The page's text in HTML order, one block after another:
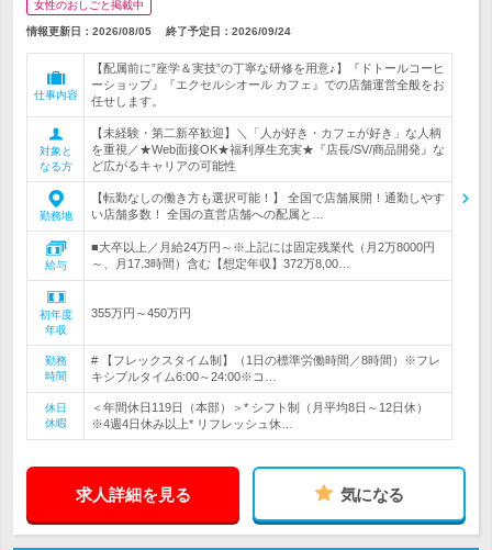
女性のおしごと掲載中
情報更新日：2026/08/05 終了予定日： 2026/09/24
仕事内容
【配属前に”座学＆実技”の丁寧な研修を用意♪】『ドトールコーヒ
ーショップ』『エクセルシオール カフェ』での店舗運営全般をお
任せします。
対象と
なる方
【未経験・第二新卒歓迎】＼「人が好き・カフェが好き」な人柄
を重視／★Web面接OK★福利厚生充実★『店長/SV/商品開発』な
ど広がるキャリアの可能性
勤務地
【転勤なしの働き方も選択可能！】 全国で店舗展開！通勤しやす
い店舗多数！ 全国の直営店舗への配属と…
給与
■大卒以上／月給24万円～※上記には固定残業代（月2万8000円
～、月17.3時間）含む【想定年収】372万8,00…
初年度
年収
355万円～450万円
勤務
時間
# 【フレックスタイム制】（1日の標準労働時間／8時間）※フレ
キシブルタイム6:00～24:00※コ…
休日
休暇
＜年間休日119日（本部）＞* シフト制（月平均8日～12日休）
※4週4日休み以上* リフレッシュ休…
求人詳細を見る 気になる